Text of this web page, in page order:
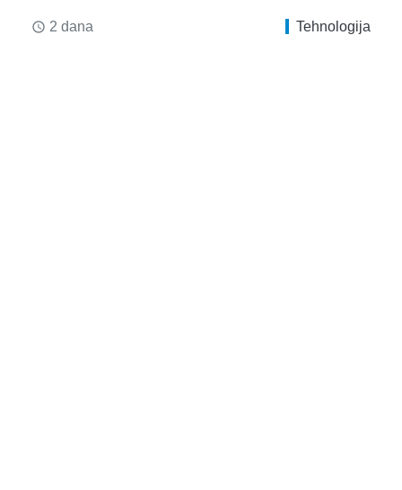
access_time 2 dana Tehnologija